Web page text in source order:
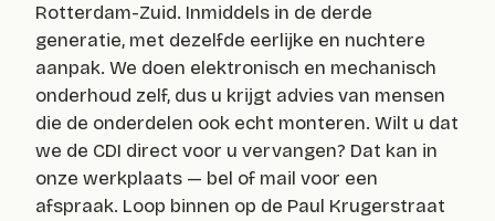
Rotterdam-Zuid. Inmiddels in de derde
generatie, met dezelfde eerlijke en nuchtere
aanpak. We doen elektronisch en mechanisch
onderhoud zelf, dus u krijgt advies van mensen
die de onderdelen ook echt monteren. Wilt u dat
we de CDI direct voor u vervangen? Dat kan in
onze werkplaats — bel of mail voor een
afspraak. Loop binnen op de Paul Krugerstraat